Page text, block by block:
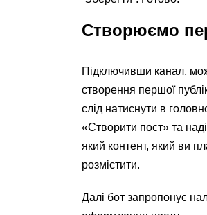
Створюємо
Підключивши канал,
створення першої
слід натиснути в
«Створити пост» та
який контент, який ви
розмістити.
Далі бот запропонує